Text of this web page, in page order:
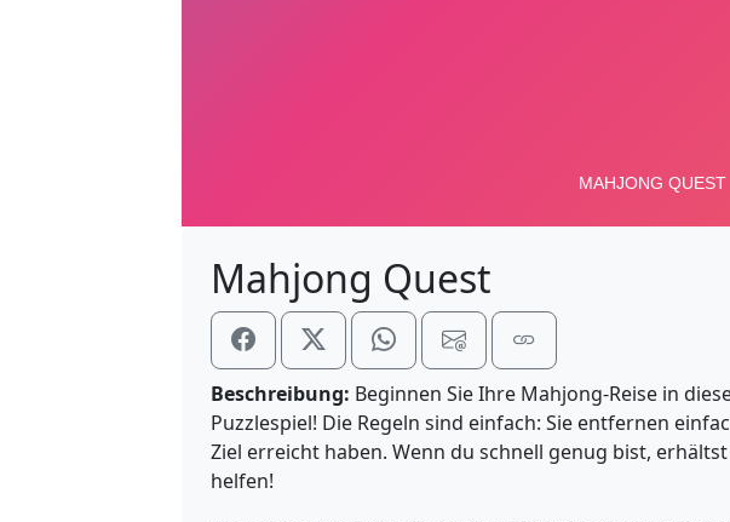
Mahjong Quest
Beschreibung: Beginnen Sie Ihre Mahjong-Reise in
Puzzlespiel! Die Regeln sind einfach: Sie entfernen
Ziel erreicht haben. Wenn du schnell genug bist,
helfen!